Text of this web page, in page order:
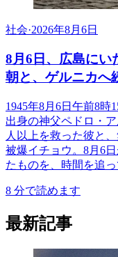
社会·2026年8月6日
8月6日、広島に
朝と、ゲルニカへ
1945年8月6日午前8時
出身の神父ペドロ・
人以上を救った彼と
被爆イチョウ。8月6
たものを、時間を追っ
8 分で読めます
最新記事